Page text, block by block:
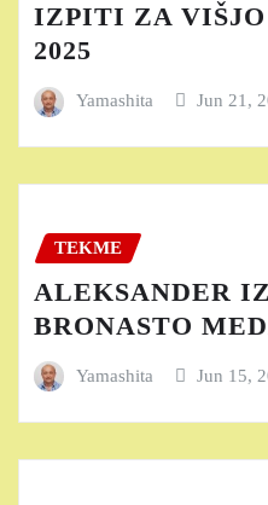
IZPITI ZA VIŠJO
2025
Yamashita Jun 21,
TEKME
ALEKSANDER
BRONASTO
Yamashita Jun 15,